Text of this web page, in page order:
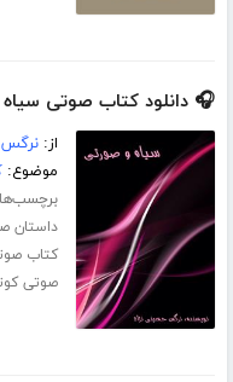
🎧 دانلود کتاب صوتی
از:نرگس
موضوع:
داستان
کتاب
صوتی